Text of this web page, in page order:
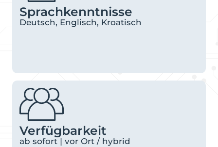
Sprachkenntnisse
Deutsch, Englisch, Kroatisch
Verfügbarkeit
ab sofort | vor Ort / hybrid